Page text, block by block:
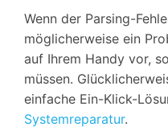
Wenn der Parsing-
möglicherweise ein
auf Ihrem Handy vor,
müssen.
einfache Ein-Klick-
Systemreparatur.